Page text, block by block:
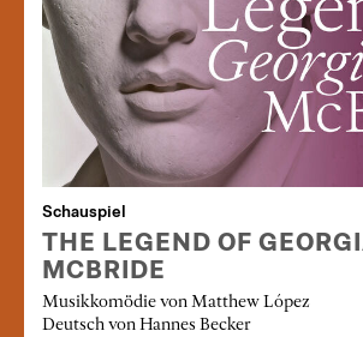
Schauspiel
THE LEGEND OF
MCBRIDE
Musikkomödie von Matthew López
Deutsch von Hannes Becker